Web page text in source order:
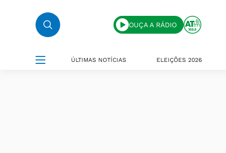
OUÇA A RÁDIO
ÚLTIMAS NOTÍCIAS ELEIÇÕES 2026